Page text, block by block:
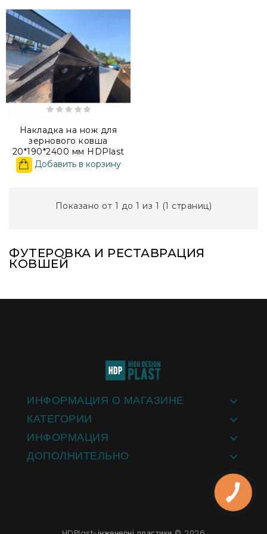
Накладка на нож для
зернового ковша
20*190*2400 мм HDPlast
Добавить в корзину
Показано от 1 до 1 из 1 (1 страниц)
ФУТЕРОВКА И РЕСТАВРАЦИЯ
КОВШЕЙ
ИНФОРМАЦИЯ О МАГАЗИНЕ
КАТЕГОРИИ
ИНФОРМАЦИЯ
ДОПОЛНИТЕЛЬНО